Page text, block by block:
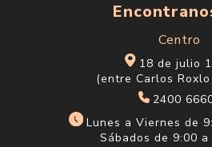
Centro
18 de julio
(entre Carlos Roxlo
2400
Lunes a Viernes de
Sábados de 9:00 a